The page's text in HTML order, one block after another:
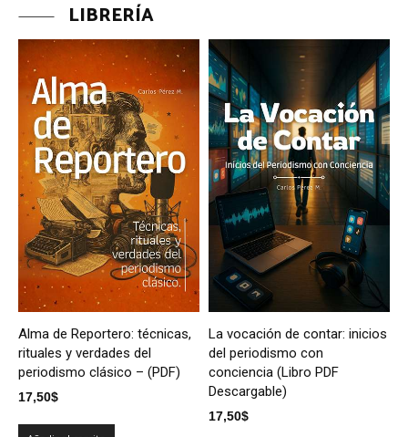
LIBRERÍA
Alma de Reportero: técnicas,
rituales y verdades del
periodismo clásico – (PDF)
17,50$
La vocación de contar: inicios
del periodismo con
conciencia (Libro PDF
Descargable)
17,50$